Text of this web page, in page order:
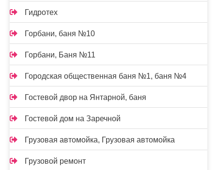
Гидротех
Горбани, баня №10
Горбани, Баня №11
Городская общественная баня №1, баня №4
Гостевой двор на Янтарной, баня
Гостевой дом на Заречной
Грузовая автомойка, Грузовая автомойка
Грузовой ремонт